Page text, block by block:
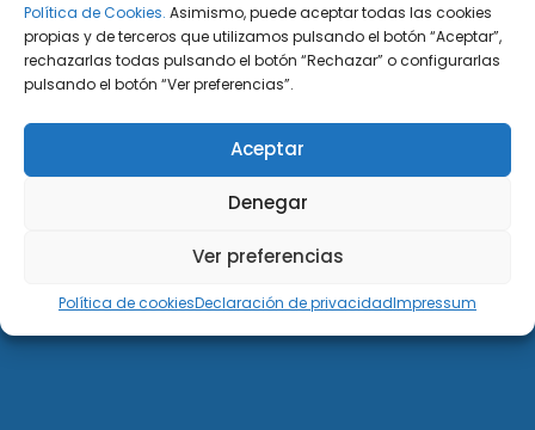
Política de Cookies. Asimismo, puede aceptar todas las cookies
propias y de terceros que utilizamos pulsando el botón “Aceptar”,
rechazarlas todas pulsando el botón “Rechazar” o configurarlas
pulsando el botón “Ver preferencias”.
Aceptar
Denegar
Ver preferencias
Política de cookiesDeclaración de privacidadImpressum
DiG ABOGADOS
DiG Abogados es un despacho de abogados
multidisciplinar especializado en las materias de
fiscalidad y mercantil. Llevamos más de 50 años al